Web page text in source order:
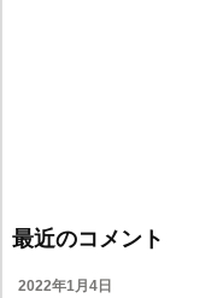
最近のコメント
2022年1月4日